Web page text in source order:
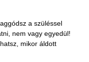
a szüléssel
nem vagy egyedül!
mikor áldott